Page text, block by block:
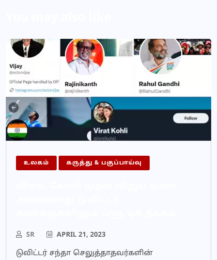
உலகம் கருத்து & பகுப்பாய்வு
SR APRIL 21, 2023
டுவிட்டர் சந்தா செலுத்தாதவர்களின்